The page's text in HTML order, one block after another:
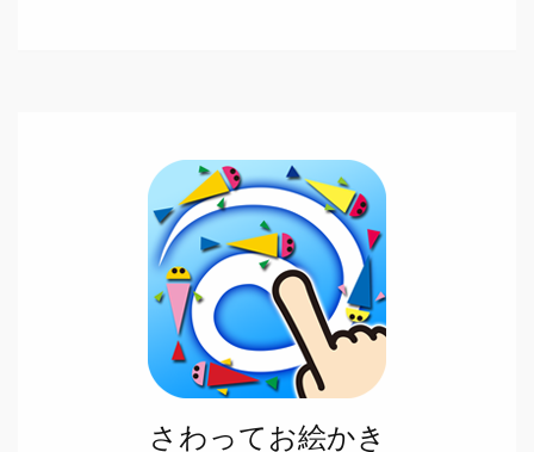
さわってお絵かき